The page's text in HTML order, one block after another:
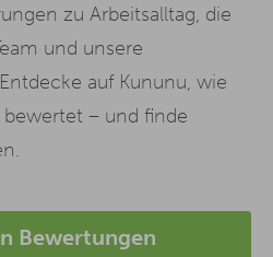
zu Arbeitsalltag, die
und unsere
auf Kununu, wie
bewertet – und finde
Bewertungen